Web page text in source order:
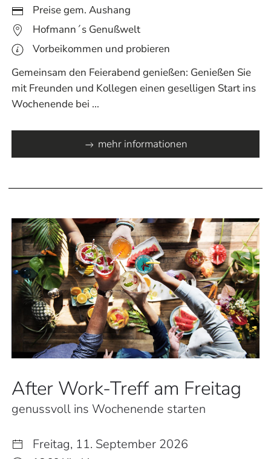
Preise gem. Aushang
Hofmann´s Genußwelt
Vorbeikommen und probieren
Gemeinsam den Feierabend genießen: Genießen Sie
mit Freunden und Kollegen einen geselligen Start ins
Wochenende bei ...
mehr informationen
After Work-Treff am Freitag
genussvoll ins Wochenende starten
Freitag, 11. September 2026